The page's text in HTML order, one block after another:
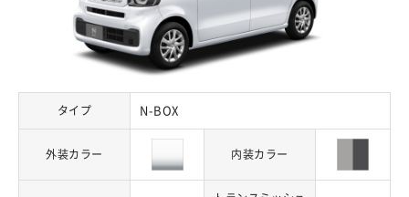
タイプ N-BOX
外装カラー 内装カラー